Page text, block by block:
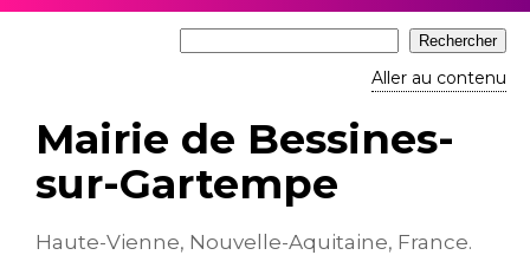
Aller au contenu
Mairie de Bessines-
sur-Gartempe
Haute-Vienne, Nouvelle-Aquitaine, France.